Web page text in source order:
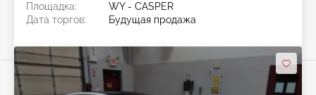
Площадка:
WY - CASPER
Дата торгов:
Будущая продажа